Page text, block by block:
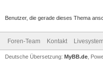
Benutzer, die gerade dieses Thema
Foren-Team Kontakt
Deutsche Übersetzung: MyBB.de ,